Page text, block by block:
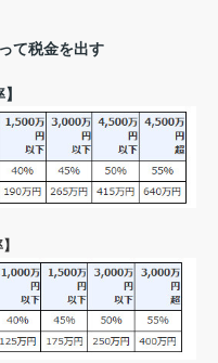
て税金を出す